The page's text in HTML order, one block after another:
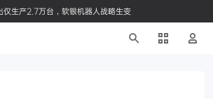
生产2.7万台，软银机器人战略生变